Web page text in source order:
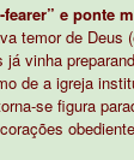
e ponte
temor de Deus
vinha
de a igreja
se figura